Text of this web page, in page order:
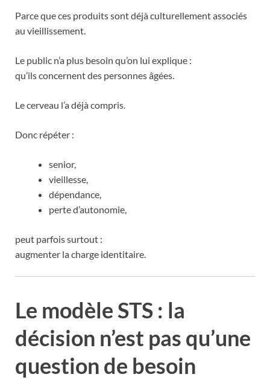
Parce que ces produits sont déjà culturellement associés
au vieillissement.
Le public n’a plus besoin qu’on lui explique :
qu’ils concernent des personnes âgées.
Le cerveau l’a déjà compris.
Donc répéter :
senior,
vieillesse,
dépendance,
perte d’autonomie,
peut parfois surtout :
augmenter la charge identitaire.
Le modèle STS : la
décision n’est pas qu’une
question de besoin